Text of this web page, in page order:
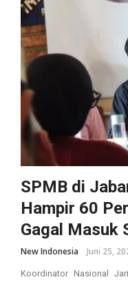
SPMB di
Hampir 60
Gagal Masuk
New Indonesia Juni 25,
Koordinator Nasional